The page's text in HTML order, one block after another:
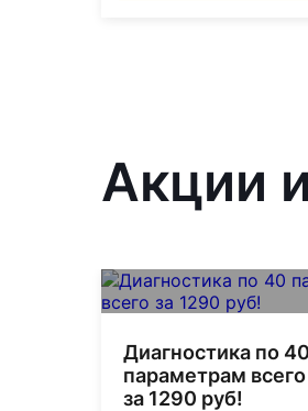
Акции
Диагностика по 40
параметрам всего
за 1290 руб!